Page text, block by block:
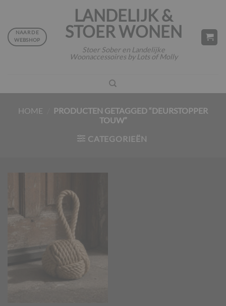
inhoud
LANDELIJK &
STOER WONEN
Stoer Sober en Landelijke
Woonaccessoires by Lots of Molly
NAAR DE
WEBSHOP
HOME
PRODUCTEN GETAGGED “DEURSTOPPER
TOUW”
CATEGORIEËN